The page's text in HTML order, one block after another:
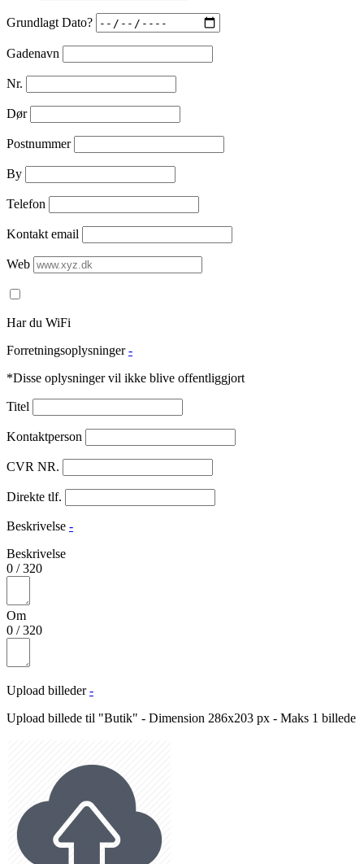
Grundlagt Dato?
Gadenavn
Nr.
Dør
Postnummer
By
Telefon
Kontakt email
Web
Har du WiFi
Forretningsoplysninger -
*Disse oplysninger vil ikke blive offentliggjort
Titel
Kontaktperson
CVR NR.
Direkte tlf.
Beskrivelse -
Beskrivelse
0 /320
Om
0 /320
Upload billeder -
Upload billede til "Butik" - Dimension 286x203 px - Maks 1 billede